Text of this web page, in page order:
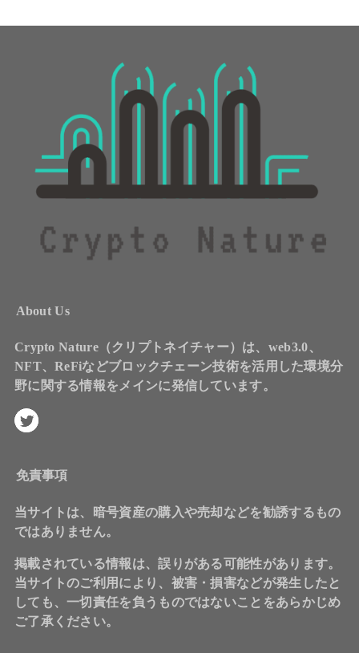
About Us
Crypto Nature（クリプトネイチャー）は、web3.0、
NFT、ReFiなどブロックチェーン技術を活用した環境分
野に関する情報をメインに発信しています。
免責事項
当サイトは、暗号資産の購入や売却などを勧誘するもの
ではありません。
掲載されている情報は、誤りがある可能性があります。
当サイトのご利用により、被害・損害などが発生したと
しても、一切責任を負うものではないことをあらかじめ
ご了承ください。